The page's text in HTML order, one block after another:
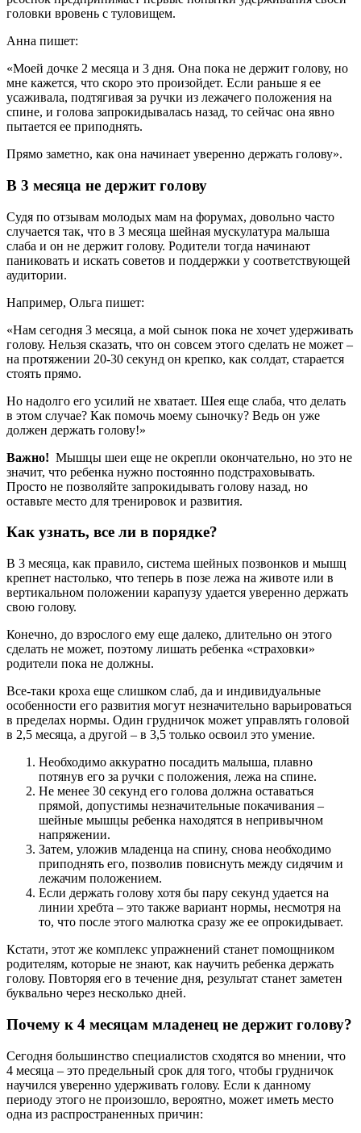
головки вровень с туловищем.
Анна пишет:
«Моей дочке 2 месяца и 3 дня. Она пока не держит голову, но
мне кажется, что скоро это произойдет. Если раньше я ее
усаживала, подтягивая за ручки из лежачего положения на
спине, и голова запрокидывалась назад, то сейчас она явно
пытается ее приподнять.
Прямо заметно, как она начинает уверенно держать голову».
В 3 месяца не держит голову
Судя по отзывам молодых мам на форумах, довольно часто
случается так, что в 3 месяца шейная мускулатура малыша
слаба и он не держит голову. Родители тогда начинают
паниковать и искать советов и поддержки у соответствующей
аудитории.
Например, Ольга пишет:
«Нам сегодня 3 месяца, а мой сынок пока не хочет удерживать
голову. Нельзя сказать, что он совсем этого сделать не может –
на протяжении 20-30 секунд он крепко, как солдат, старается
стоять прямо.
Но надолго его усилий не хватает. Шея еще слаба, что делать
в этом случае? Как помочь моему сыночку? Ведь он уже
должен держать голову!»
Важно! Мышцы шеи еще не окрепли окончательно, но это не
значит, что ребенка нужно постоянно подстраховывать.
Просто не позволяйте запрокидывать голову назад, но
оставьте место для тренировок и развития.
Как узнать, все ли в порядке?
В 3 месяца, как правило, система шейных позвонков и мышц
крепнет настолько, что теперь в позе лежа на животе или в
вертикальном положении карапузу удается уверенно держать
свою голову.
Конечно, до взрослого ему еще далеко, длительно он этого
сделать не может, поэтому лишать ребенка «страховки»
родители пока не должны.
Все-таки кроха еще слишком слаб, да и индивидуальные
особенности его развития могут незначительно варьироваться
в пределах нормы. Один грудничок может управлять головой
в 2,5 месяца, а другой – в 3,5 только освоил это умение.
Необходимо аккуратно посадить малыша, плавно
потянув его за ручки с положения, лежа на спине.
Не менее 30 секунд его голова должна оставаться
прямой, допустимы незначительные покачивания –
шейные мышцы ребенка находятся в непривычном
напряжении.
Затем, уложив младенца на спину, снова необходимо
приподнять его, позволив повиснуть между сидячим и
лежачим положением.
Если держать голову хотя бы пару секунд удается на
линии хребта – это также вариант нормы, несмотря на
то, что после этого малютка сразу же ее опрокидывает.
Кстати, этот же комплекс упражнений станет помощником
родителям, которые не знают, как научить ребенка держать
голову. Повторяя его в течение дня, результат станет заметен
буквально через несколько дней.
Почему к 4 месяцам младенец не держит голову?
Сегодня большинство специалистов сходятся во мнении, что
4 месяца – это предельный срок для того, чтобы грудничок
научился уверенно удерживать голову. Если к данному
периоду этого не произошло, вероятно, может иметь место
одна из распространенных причин: